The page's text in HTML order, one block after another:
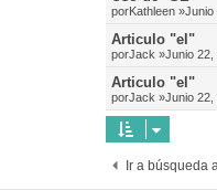
porKathleen »Junio
Articulo "el"
porJack »Junio 22,
Articulo "el"
porJack »Junio 22,
Ir a búsqueda